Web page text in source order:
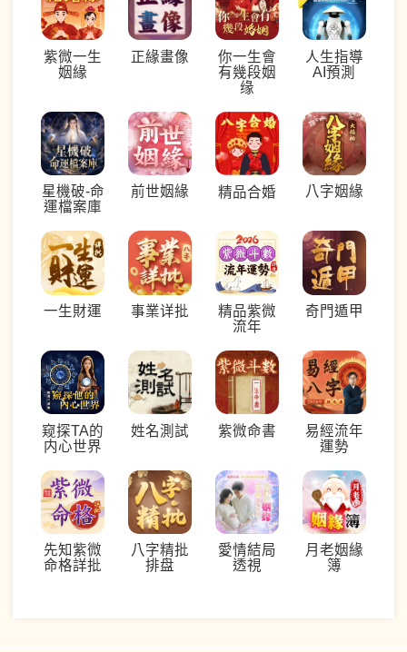
紫微一生
姻緣
正緣畫像
你一生會
有幾段姻
缘
人生指導
AI預測
星機破-命
運檔案庫
前世姻緣 精品合婚 八字姻緣
一生財運 事業详批
精品紫微
流年
奇門遁甲
窥探TA的
内心世界
姓名測試 紫微命書
易經流年
運勢
先知紫微
命格詳批
八字精批
排盘
愛情結局
透視
月老姻緣
簿